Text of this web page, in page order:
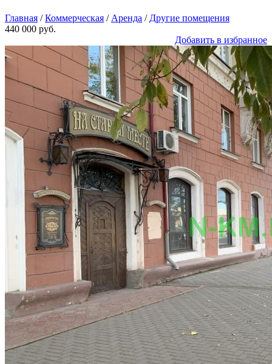
Главная /Коммерческая / Аренда / Другие помещения
440 000 руб.
Добавить в избранное